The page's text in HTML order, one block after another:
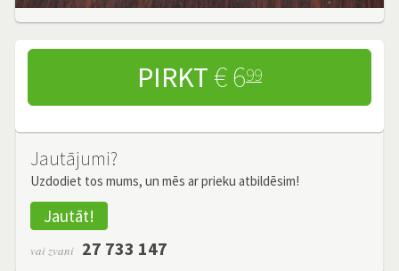
PIRKT € 699
Jautājumi?
Uzdodiet tos mums, un mēs ar prieku atbildēsim!
Jautāt!
vai zvani 27 733 147